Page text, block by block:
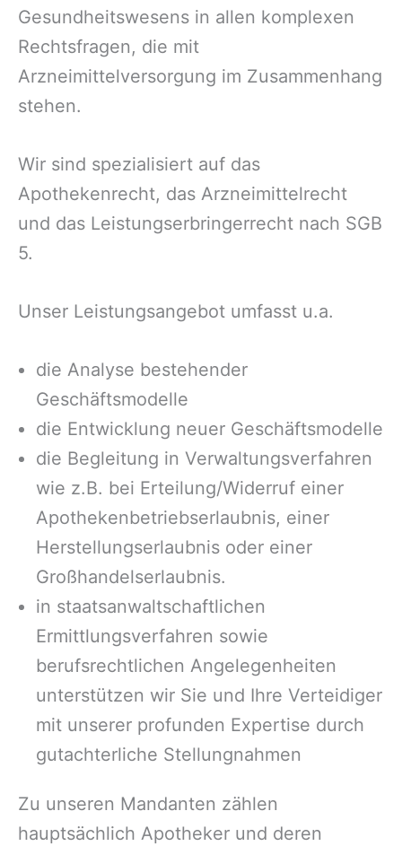
Gesundheitswesens in allen komplexen
Rechtsfragen, die mit
Arzneimittelversorgung im Zusammenhang
stehen.
Wir sind spezialisiert auf das
Apothekenrecht, das Arzneimittelrecht
und das Leistungserbringerrecht nach SGB
5.
Unser Leistungsangebot umfasst u.a.
die Analyse bestehender
Geschäftsmodelle
die Entwicklung neuer Geschäftsmodelle
die Begleitung in Verwaltungsverfahren
wie z.B. bei Erteilung/Widerruf einer
Apothekenbetriebserlaubnis, einer
Herstellungserlaubnis oder einer
Großhandelserlaubnis.
in staatsanwaltschaftlichen
Ermittlungsverfahren sowie
berufsrechtlichen Angelegenheiten
unterstützen wir Sie und Ihre Verteidiger
mit unserer profunden Expertise durch
gutachterliche Stellungnahmen
Zu unseren Mandanten zählen
hauptsächlich Apotheker und deren